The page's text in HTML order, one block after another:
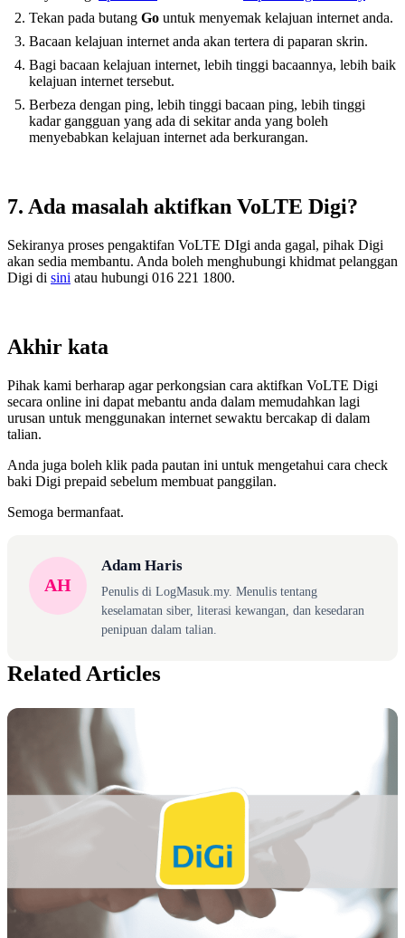
Tekan pada butang Go untuk menyemak kelajuan internet anda.
Bacaan kelajuan internet anda akan tertera di paparan skrin.
Bagi bacaan kelajuan internet, lebih tinggi bacaannya, lebih baik
kelajuan internet tersebut.
Berbeza dengan ping, lebih tinggi bacaan ping, lebih tinggi
kadar gangguan yang ada di sekitar anda yang boleh
menyebabkan kelajuan internet ada berkurangan.
7. Ada masalah aktifkan VoLTE Digi?
Sekiranya proses pengaktifan VoLTE DIgi anda gagal, pihak Digi
akan sedia membantu. Anda boleh menghubungi khidmat pelanggan
Digi di sini atau hubungi 016 221 1800.
Akhir kata
Pihak kami berharap agar perkongsian cara aktifkan VoLTE Digi
secara online ini dapat mebantu anda dalam memudahkan lagi
urusan untuk menggunakan internet sewaktu bercakap di dalam
talian.
Anda juga boleh klik pada pautan ini untuk mengetahui cara check
baki Digi prepaid sebelum membuat panggilan.
Semoga bermanfaat.
AH
Adam Haris
Penulis di LogMasuk.my. Menulis tentang
keselamatan siber, literasi kewangan, dan kesedaran
penipuan dalam talian.
Related Articles